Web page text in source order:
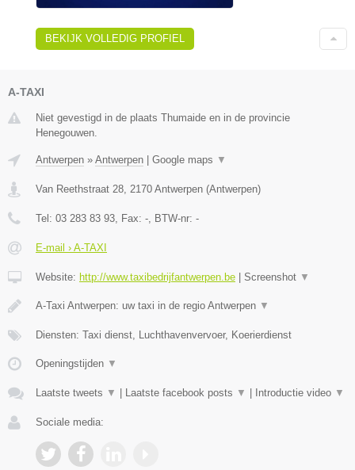
BEKIJK VOLLEDIG PROFIEL
A-TAXI
Niet gevestigd in de plaats Thumaide en in de provincie
Henegouwen.
Antwerpen » Antwerpen Google maps ▼
Van Reethstraat 28, 2170 Antwerpen (Antwerpen)
Tel: 03 283 83 93, Fax: -, BTW-nr: -
E-mail › A-TAXI
Website: http://www.taxibedrijfantwerpen.be Screenshot ▼
A-Taxi Antwerpen: uw taxi in de regio Antwerpen ▼
Diensten: Taxi dienst, Luchthavenvervoer, Koerierdienst
Openingstijden ▼
Laatste tweets ▼ Laatste facebook posts ▼ Introductie video ▼
Sociale media: